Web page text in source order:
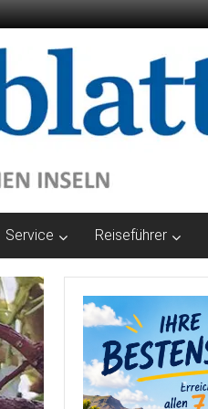
Service Reiseführer